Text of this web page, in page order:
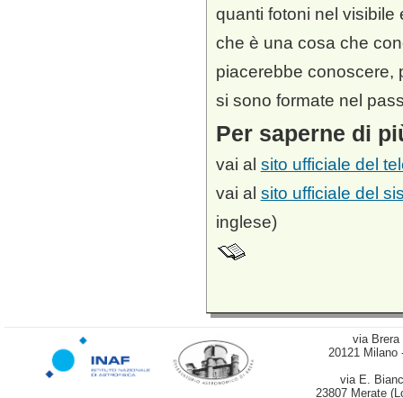
quanti fotoni nel visibile
che è una cosa che
piacerebbe conoscere,
si sono formate nel
Per saperne di
vai al sito ufficiale del
vai al sito ufficiale del
inglese)
via Brera
20121 Milano
via E.
23807 Merate